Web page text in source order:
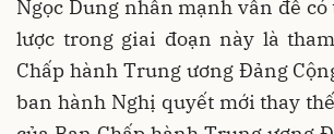
Ngọc Dung nhấn mạnh vấn đề
lược trong giai đoạn này là
Chấp hành Trung ương Đảng
ban hành Nghị quyết mới thay